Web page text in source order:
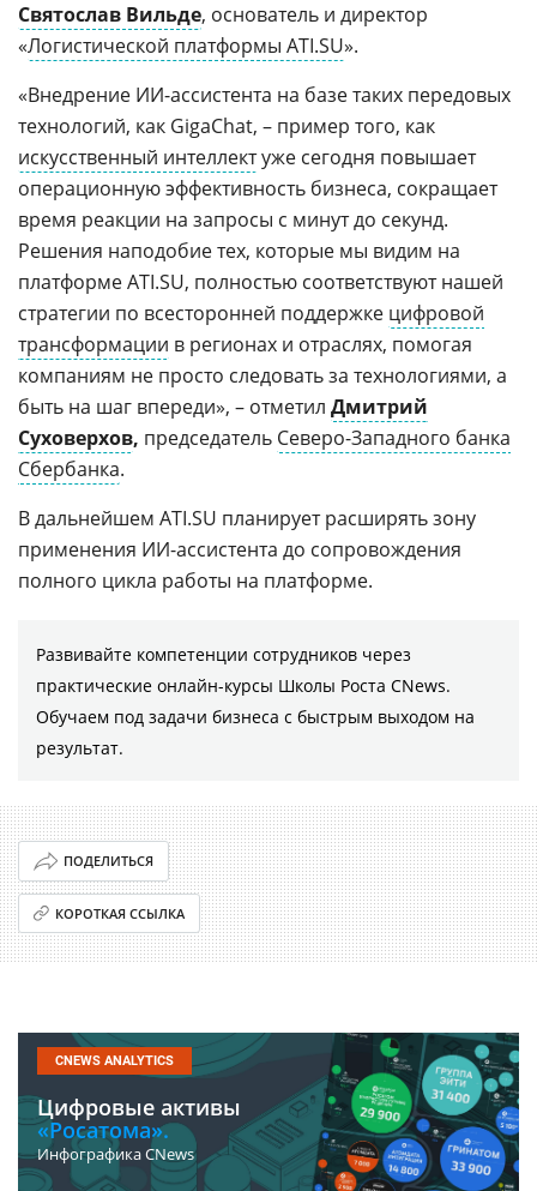
Святослав Вильде, основатель и директор
«Логистической платформы ATI.SU».
«Внедрение ИИ-ассистента на базе таких передовых
технологий, как GigaChat, – пример того, как
искусственный интеллектуже сегодня повышает
операционную эффективность бизнеса, сокращает
время реакции на запросы с минут до секунд.
Решения наподобие тех, которые мы видим на
платформе ATI.SU, полностью соответствуют нашей
стратегии по всесторонней поддержке цифровой
трансформации в регионах и отраслях, помогая
компаниям не просто следовать за технологиями, а
быть на шаг впереди», – отметил Дмитрий
Суховерхов, председатель Северо-Западного банка
Сбербанка.
В дальнейшем ATI.SU планирует расширять зону
применения ИИ-ассистента до сопровождения
полного цикла работы на платформе.
Развивайте компетенции сотрудников через
практические онлайн-курсы Школы Роста CNews.
Обучаем под задачи бизнеса с быстрым выходом на
результат.
ПОДЕЛИТЬСЯ
КОРОТКАЯ ССЫЛКА
CNEWS ANALYTICS
Цифровые активы
«Росатома».
Инфографика CNews